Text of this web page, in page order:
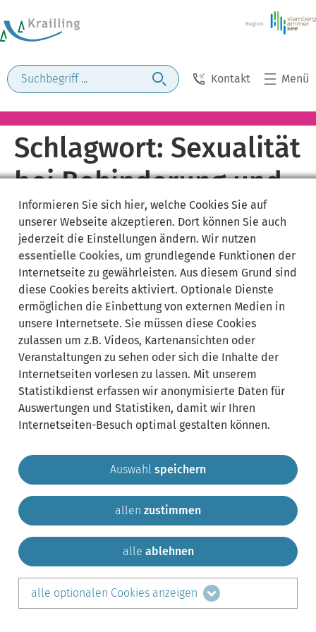
Kontakt Menü
Schlagwort: Sexualität
bei Behinderung und
Krankheit
Gemeinde Krailling Impressum
Sitemap
Kontakt
teilen auf:
LinkedIn
Informieren Sie sich hier, welche Cookies Sie auf
unserer Webseite akzeptieren. Dort können Sie auch
jederzeit die Einstellungen ändern. Wir nutzen
essentielle Cookies, um grundlegende Funktionen der
Internetseite zu gewährleisten. Aus diesem Grund sind
diese Cookies bereits aktiviert. Optionale Dienste
ermöglichen die Einbettung von externen Medien in
unsere Internetsete. Sie müssen diese Cookies
zulassen um z.B. Videos, Kartenansichten oder
Veranstaltungen zu sehen oder sich die Inhalte der
Internetseiten vorlesen zu lassen. Mit unserem
Statistikdienst erfassen wir anonymisierte Daten für
Auswertungen und Statistiken, damit wir Ihren
Internetseiten-Besuch optimal gestalten können.
Auswahl speichern
allen zustimmen
alle ablehnen
alle optionalen Cookies anzeigen